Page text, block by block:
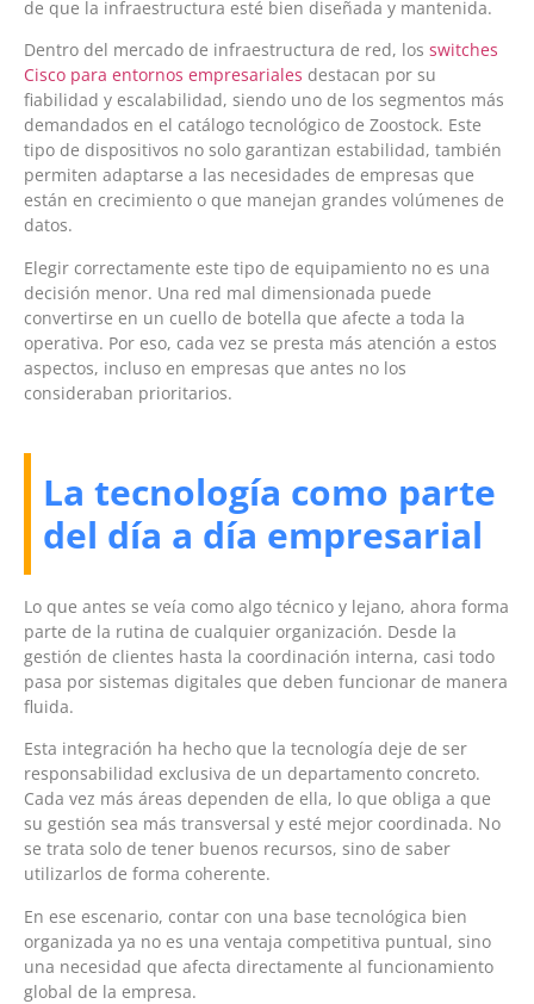
de que la infraestructura esté bien diseñada y mantenida.
Dentro del mercado de infraestructura de red, los switches
Cisco para entornos empresariales destacan por su
fiabilidad y escalabilidad, siendo uno de los segmentos más
demandados en el catálogo tecnológico de Zoostock. Este
tipo de dispositivos no solo garantizan estabilidad, también
permiten adaptarse a las necesidades de empresas que
están en crecimiento o que manejan grandes volúmenes de
datos.
Elegir correctamente este tipo de equipamiento no es una
decisión menor. Una red mal dimensionada puede
convertirse en un cuello de botella que afecte a toda la
operativa. Por eso, cada vez se presta más atención a estos
aspectos, incluso en empresas que antes no los
consideraban prioritarios.
La tecnología como parte
del día a día empresarial
Lo que antes se veía como algo técnico y lejano, ahora forma
parte de la rutina de cualquier organización. Desde la
gestión de clientes hasta la coordinación interna, casi todo
pasa por sistemas digitales que deben funcionar de manera
fluida.
Esta integración ha hecho que la tecnología deje de ser
responsabilidad exclusiva de un departamento concreto.
Cada vez más áreas dependen de ella, lo que obliga a que
su gestión sea más transversal y esté mejor coordinada. No
se trata solo de tener buenos recursos, sino de saber
utilizarlos de forma coherente.
En ese escenario, contar con una base tecnológica bien
organizada ya no es una ventaja competitiva puntual, sino
una necesidad que afecta directamente al funcionamiento
global de la empresa.